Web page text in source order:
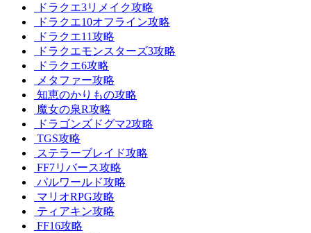
ドラクエ3リメイク攻略
ドラクエ10オフライン攻略
ドラクエ11攻略
ドラクエモンスターズ3攻略
ドラクエ6攻略
メタファー攻略
知恵のかりもの攻略
魔女の泉R攻略
ドラゴンズドグマ2攻略
TGS攻略
ステラーブレイド攻略
FF7リバース攻略
パルワールド攻略
マリオRPG攻略
ティアキン攻略
FF16攻略